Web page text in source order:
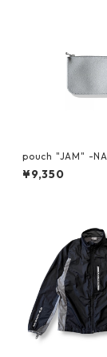
pouch "JAM" -
¥9,350